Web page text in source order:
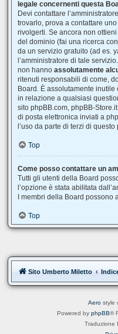
legale concernenti questa
Devi contattare
trovarlo, prova a contattare
rivolgerti. Se ancora non
del dominio (fai una ricerca con
da un servizio gratuito (ad es.
l’amministratore di tale
non hanno assolutamente
ritenuti responsabili di come,
Board. È assolutamente
in relazione a qualsiasi
sito phpBB.com, phpBB-
di posta elettronica inviati a
l’uso da parte di terzi di
Top
Come posso contattare un
Tutti gli utenti della Board
l’opzione è stata abilitata
I membri della Board
Top
Sito Umberto Miletto
Aero style
Powered by phpBB®
Traduzione